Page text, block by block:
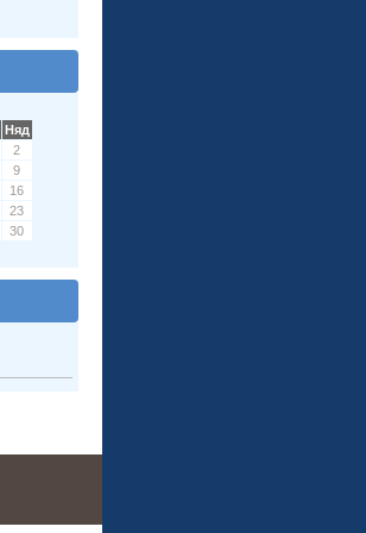
Няд
2
9
16
23
30